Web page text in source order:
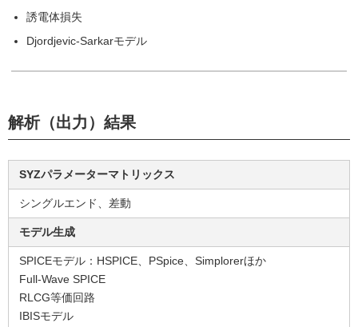
誘電体損失
Djordjevic-Sarkarモデル
解析（出力）結果
SYZパラメーターマトリックス
シングルエンド、差動
モデル生成
SPICEモデル：HSPICE、PSpice、Simplorerほか
Full-Wave SPICE
RLCG等価回路
IBISモデル